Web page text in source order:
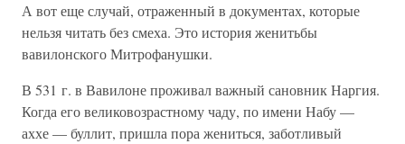
А вот еще случай, отраженный в документах, которые
нельзя читать без смеха. Это история женитьбы
вавилонского Митрофанушки.
В 531 г. в Вавилоне проживал важный сановник Наргия.
Когда его великовозрастному чаду, по имени Набу —
аххе — буллит, пришла пора жениться, заботливый